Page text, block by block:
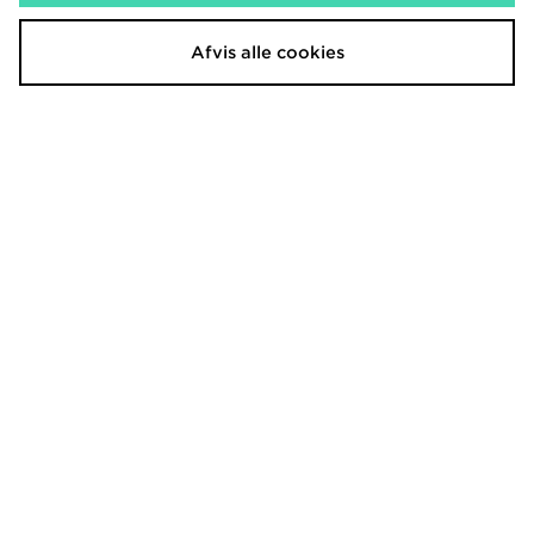
Jordan Air 1 Mid Børn Jordan Air 1 Mid Infant
Afvis alle cookies